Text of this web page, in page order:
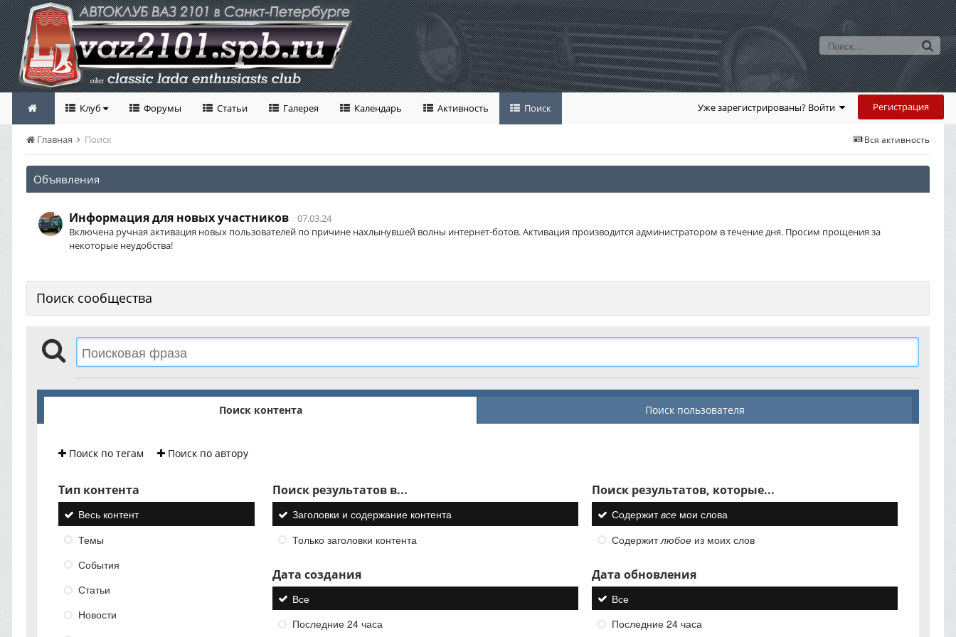
Уже зарегистрированы? Войти Регистрация
Клуб Форумы Статьи Галерея Календарь Активность Поиск
Вся активность
Главная Поиск
Объявления
Информация для новых участников
07.03.24
Включена ручная активация новых пользователей по причине нахлынувшей волны интернет-ботов. Активация производится администратором в течение дня. Просим прощения за
некоторые неудобства!
Поиск сообщества
Поиск контента Поиск пользователя
Поиск по тегам Поиск по автору
Тип контента
Весь контент
Темы
События
Статьи
Новости
Поиск результатов в...
Заголовки и содержание контента
Только заголовки контента
Поиск результатов, которые...
Содержитвсемои слова
Содержитлюбоеиз моих слов
Дата создания
Все
Последние 24 часа
Дата обновления
Все
Последние 24 часа